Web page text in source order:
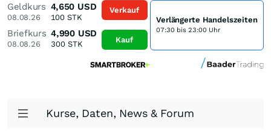
Geldkurs
08.08.26
4,650 USD
100 STK
Briefkurs
08.08.26
4,990 USD
300STK
Verkauf
Kauf
Verlängerte Handelszeiten
07:30 bis 23:00 Uhr
Kurse, Daten, News & Forum